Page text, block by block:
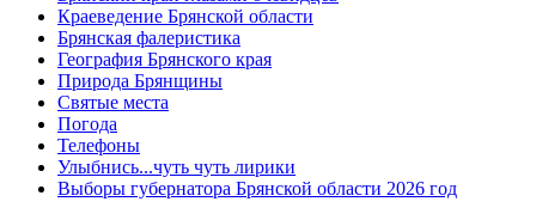
Краеведение Брянской области
Брянская фалеристика
География Брянского края
Природа Брянщины
Святые места
Погода
Телефоны
Улыбнись...чуть чуть лирики
Выборы губернатора Брянской области 2026 год